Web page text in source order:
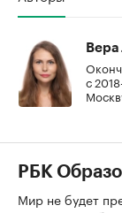
Вера
с
РБК
Мир не будет